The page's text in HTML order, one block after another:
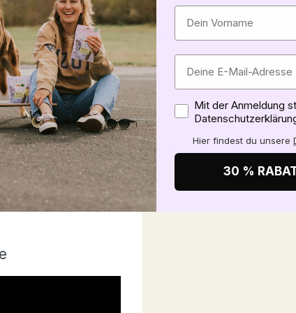
vom alten Eisen: VEGDOG Senior
genaue Herkunft findest du unter
.
und laktierende Hündinnen, da diese
Zustimmung
Mit der Anmeldung
Hier findest du unsere
30 %